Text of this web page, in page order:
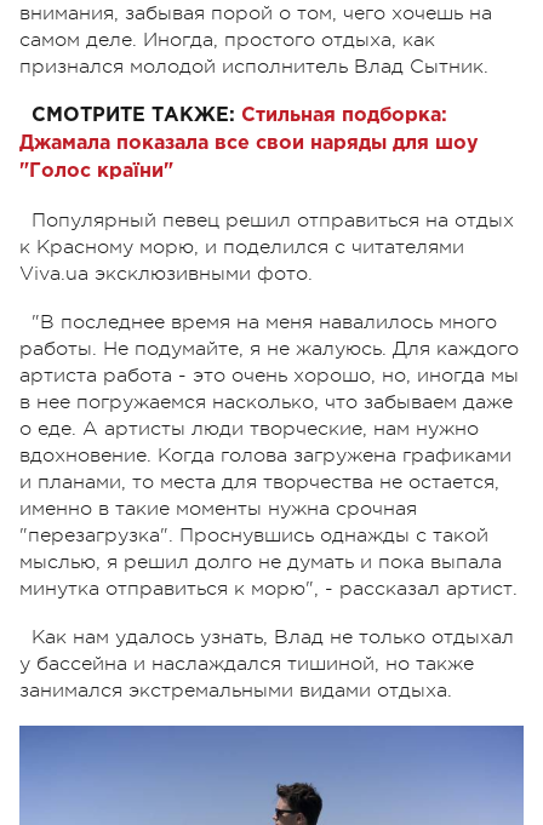
внимания, забывая порой о том, чего хочешь на
самом деле. Иногда, простого отдыха, как
признался молодой исполнитель Влад Сытник.
СМОТРИТЕ ТАКЖЕ: Стильная подборка:
Джамала показала все свои наряды для шоу
"Голос країни"
Популярный певец решил отправиться на отдых
к Красному морю, и поделился с читателями
Viva.ua эксклюзивными фото.
"В последнее время на меня навалилось много
работы. Не подумайте, я не жалуюсь. Для каждого
артиста работа - это очень хорошо, но, иногда мы
в нее погружаемся насколько, что забываем даже
о еде. А артисты люди творческие, нам нужно
вдохновение. Когда голова загружена графиками
и планами, то места для творчества не остается,
именно в такие моменты нужна срочная
"перезагрузка". Проснувшись однажды с такой
мыслью, я решил долго не думать и пока выпала
минутка отправиться к морю", - рассказал артист.
Как нам удалось узнать, Влад не только отдыхал
у бассейна и наслаждался тишиной, но также
занимался экстремальными видами отдыха.